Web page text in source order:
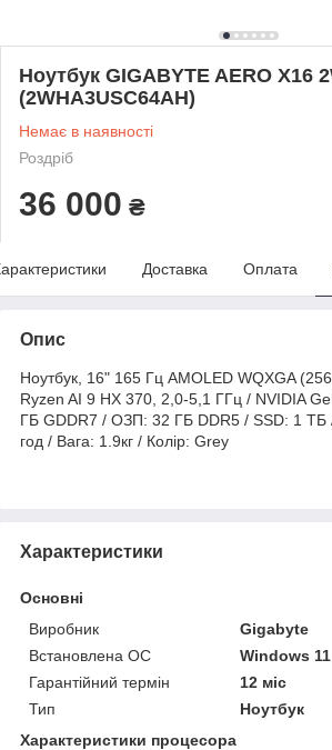
Ноутбук GIGABYTE AERO X16
(2WHA3USC64AH)
Немає в наявності
Роздріб
36 000 ₴
Доставка Оплата
Опис
Ноутбук, 16" 165 Гц AMOLED WQXGA
Ryzen AI 9 HX 370, 2,0-5,1 ГГц / NVIDIA
ГБ GDDR7 / ОЗП: 32 ГБ DDR5 / SSD: 1 ТБ
год / Вага: 1.9кг / Колір: Grey
Характеристики
Основні
Виробник
Gigabyte
Встановлена ОС
Windows 11
Гарантійний термін
12 міс
Тип
Ноутбук
Характеристики процесора